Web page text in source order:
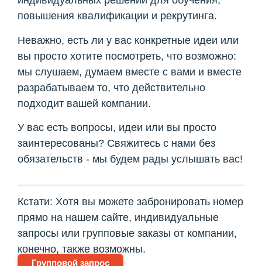
повышения квалификации и рекрутинга.
Неважно, есть ли у вас конкретные идеи или
вы просто хотите посмотреть, что возможно:
мы слушаем, думаем вместе с вами и вместе
разрабатываем то, что действительно
подходит вашей компании.
У вас есть вопросы, идеи или вы просто
заинтересованы? Свяжитесь с нами без
обязательств - мы будем рады услышать вас!
Кстати: Хотя вы можете забронировать номер
прямо на нашем сайте, индивидуальные
запросы или групповые заказы от компании,
конечно, также возможны.
Групповой запрос